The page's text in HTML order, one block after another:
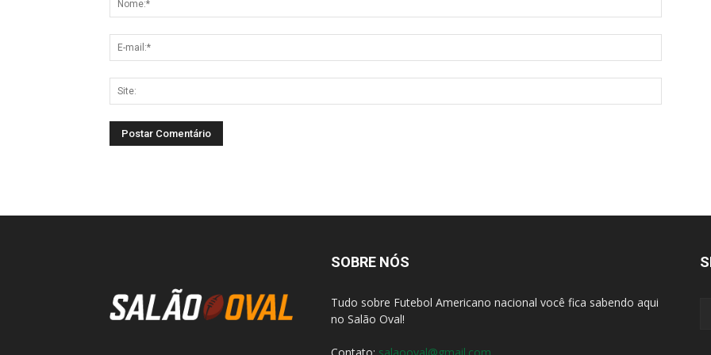
SOBRE NÓS
Tudo sobre Futebol Americano nacional você fica sabendo aqui
no Salão Oval!